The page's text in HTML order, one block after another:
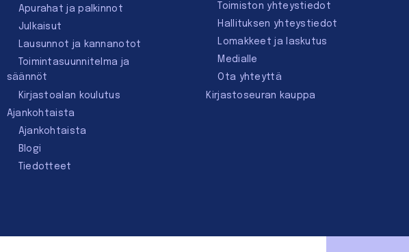
Apurahat ja palkinnot
Julkaisut
Lausunnot ja kannanotot
Toimintasuunnitelma ja
säännöt
Kirjastoalan koulutus
Ajankohtaista
Ajankohtaista
Blogi
Tiedotteet
Toimiston yhteystiedot
Hallituksen yhteystiedot
Lomakkeet ja laskutus
Medialle
Ota yhteyttä
Kirjastoseuran kauppa